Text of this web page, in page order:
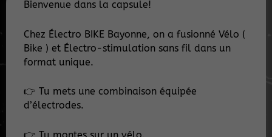
Bienvenue dans la capsule!
Chez Électro BIKE Bayonne, on a fusionné Vélo (
Bike ) et Électro-stimulation sans fil dans un
format unique.
👉 Tu mets une combinaison équipée
d’électrodes.